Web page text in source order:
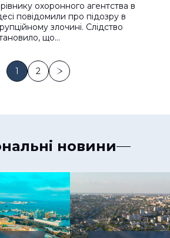
охоронного агентства в
повідомили про підозру в
злочині. Слідство
що…
1 2
новини